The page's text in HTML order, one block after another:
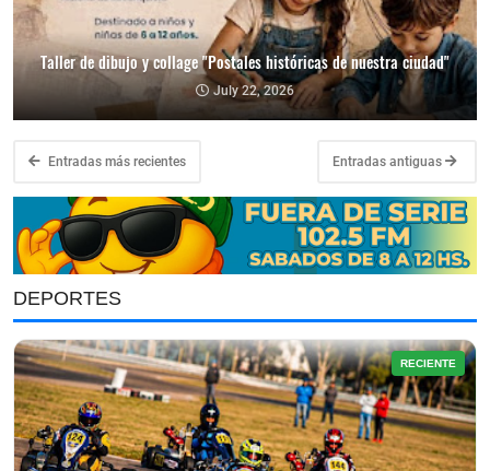
Taller de dibujo y collage "Postales históricas de nuestra ciudad"
July 22, 2026
Entradas más recientes Entradas antiguas
DEPORTES
RECIENTE